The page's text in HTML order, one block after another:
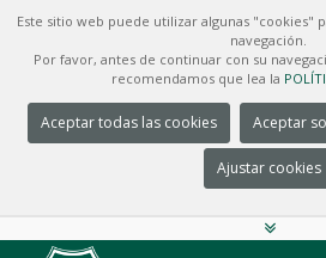
Este sitio web puede utilizar algunas "cookies"
navegación.
Por favor, antes de continuar con su
recomendamos que lea la
Aceptar todas las cookies Aceptar
Ajustar cookies